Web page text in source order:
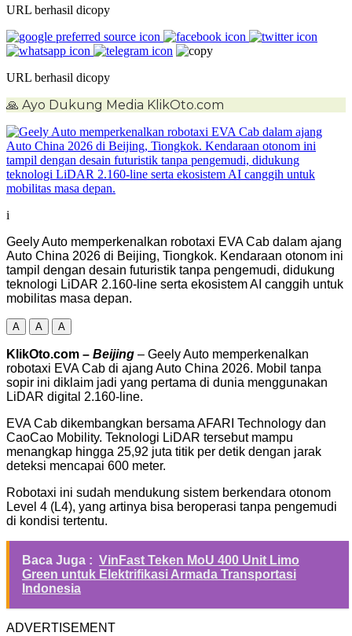
URL berhasil dicopy
URL berhasil dicopy
🙏 Ayo Dukung Media KlikOto.com
i
Geely Auto memperkenalkan robotaxi EVA Cab dalam ajang
Auto China 2026 di Beijing, Tiongkok. Kendaraan otonom ini
tampil dengan desain futuristik tanpa pengemudi, didukung
teknologi LiDAR 2.160-line serta ekosistem AI canggih untuk
mobilitas masa depan.
A A A
KlikOto.com – Beijing – Geely Auto memperkenalkan
robotaxi EVA Cab di ajang Auto China 2026. Mobil tanpa
sopir ini diklaim jadi yang pertama di dunia menggunakan
LiDAR digital 2.160-line.
EVA Cab dikembangkan bersama AFARI Technology dan
CaoCao Mobility. Teknologi LiDAR tersebut mampu
menangkap hingga 25,92 juta titik per detik dengan jarak
deteksi mencapai 600 meter.
Robotaxi ini sudah mendukung sistem berkendara otonom
Level 4 (L4), yang artinya bisa beroperasi tanpa pengemudi
di kondisi tertentu.
Baca Juga : VinFast Teken MoU 400 Unit Limo
Green untuk Elektrifikasi Armada Transportasi
Indonesia
ADVERTISEMENT